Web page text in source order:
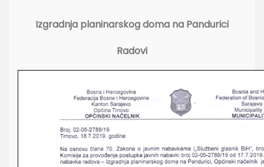
Izgradnja planinarskog doma na Pandurici
Radovi